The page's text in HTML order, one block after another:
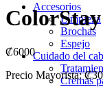
Accesorios
Limpieza
Brochas
Espejo
Cuidado del
Cremas
₡6000
Precio Mayorista: